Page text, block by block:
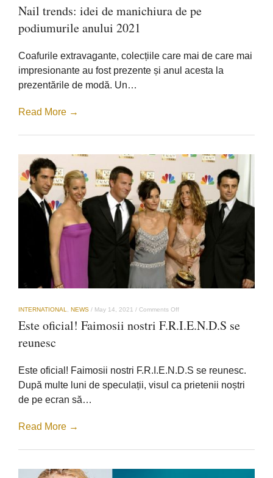
trends:
pe
podiumurile
Nail trends: idei de manichiura de pe
podiumurile anului 2021
Coafurile extravagante, colecțiile care mai de care mai
impresionante au fost prezente și anul acesta la
prezentările de modă. Un…
Read More →
INTERNATIONAL, NEWS / May 14, 2021 / Comments Offon
oficial!
reunesc
Este oficial! Faimosii nostri F.R.I.E.N.D.S se
reunesc
Este oficial! Faimosii nostri F.R.I.E.N.D.S se reunesc.
După multe luni de speculații, visul ca prietenii noștri
de pe ecran să…
Read More →